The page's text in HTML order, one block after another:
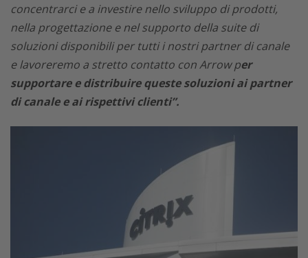
concentrarci e a investire nello sviluppo di prodotti,
nella progettazione e nel supporto della suite di
soluzioni disponibili per tutti i nostri partner di canale
e lavoreremo a stretto contatto con Arrow per
supportare e distribuire queste soluzioni ai partner
di canale e ai rispettivi clienti”.